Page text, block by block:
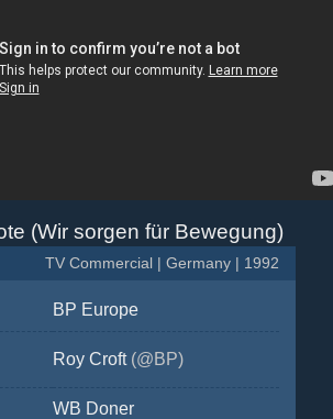
(Wir sorgen für Bewegung)
TV Commercial | Germany | 1992
BP Europe
Roy Croft(@BP)
WB Doner